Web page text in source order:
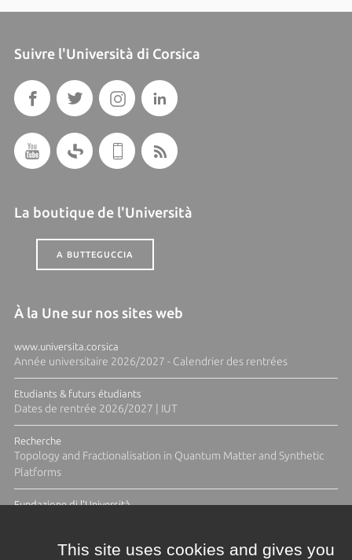
Suivre l'Università di Corsica
La boutique de l'Università
A BUTTEGUCCIA
À la Une sur nos sites web
www.universita.corsica
Année universitaire 2026/2027 - Calendrier des rentrées
Etudiants & futurs étudiants
Dates de rentrée 2026/2027 | IUT
Recherche
Topology and Fractionalisation in Quantum Matter and Synthetic
Platforms
Fundazione di l'Università
This site uses cookies and gives you